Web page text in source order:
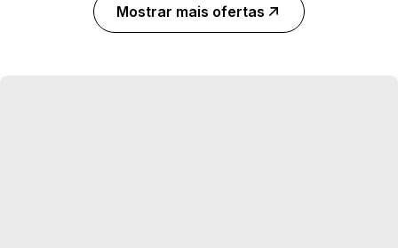
Mostrar mais ofertas